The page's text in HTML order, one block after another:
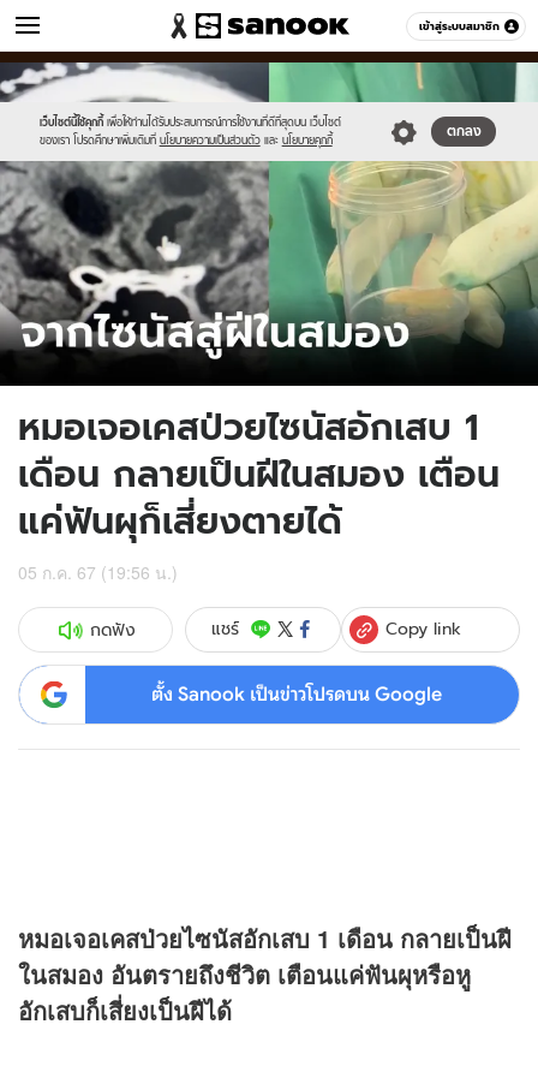
เข้าสู่ระบบสมาชิก
ข่าว หมวดอื่นๆ
เว็บไซต์นี้ใช้คุกกี้ เพื่อให้ท่านได้รับประสบการณ์การใช้งานที่ดีที่สุดบน เว็บไซต์
ของเรา โปรดศึกษาเพิ่มเติมที่ นโยบายความเป็นส่วนตัว และ นโยบายคุกกี้
ตกลง
Sanook
//s.isanook.com/sr/0/images/logo-
new-
sanook.png
600
60
//s.isanook.com/ns/0/ud/1895/9476230/tagline-
template-
update-
april.jpg
หมอเจอเคสป่วยไซนัสอักเสบ 1
เดือน กลายเป็นฝีในสมอง เตือน
แค่ฟันผุก็เสี่ยงตายได้
05 ก.ค. 67 (19:56 น.)
กดฟัง แชร์ Copy link
ตั้ง Sanook เป็นข่าวโปรดบน Google
หมอเจอเคสป่วยไซนัสอักเสบ 1 เดือน กลายเป็นฝี
ในสมอง อันตรายถึงชีวิต เตือนแค่ฟันผุหรือหู
อักเสบก็เสี่ยงเป็นฝีได้